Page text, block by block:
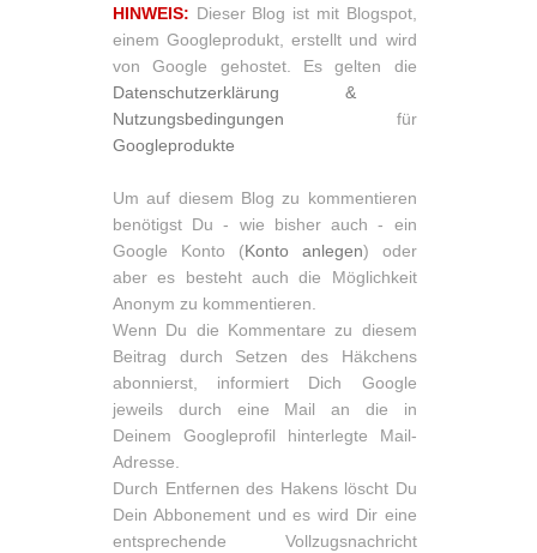
HINWEIS: Dieser Blog ist mit Blogspot,
einem Googleprodukt, erstellt und wird
von Google gehostet. Es gelten die
Datenschutzerklärung &
Nutzungsbedingungen
für
Googleprodukte
Um auf diesem Blog zu kommentieren
benötigst Du - wie bisher auch - ein
Google Konto (Konto anlegen) oder
aber es besteht auch die Möglichkeit
Anonym zu kommentieren.
Wenn Du die Kommentare zu diesem
Beitrag durch Setzen des Häkchens
abonnierst, informiert Dich Google
jeweils durch eine Mail an die in
Deinem Googleprofil hinterlegte Mail-
Adresse.
Durch Entfernen des Hakens löscht Du
Dein Abbonement und es wird Dir eine
entsprechende Vollzugsnachricht